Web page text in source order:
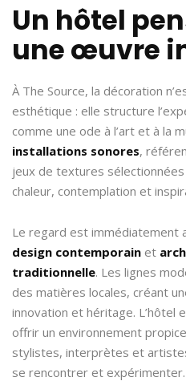
Un hôtel
une œuvre
À The Source, la décoration
esthétique : elle structure
comme une ode à l’art et à la
installations sonores,
jeux de textures
chaleur, contemplation et
Le regard est immédiatement
design contemporain et
traditionnelle. Les lignes
des matières locales, créant
innovation et héritage. L’hôtel
offrir un environnement
stylistes, interprètes et
se rencontrer et expérimenter.